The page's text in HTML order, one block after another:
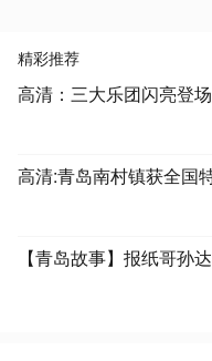
精彩推荐
高清：三大乐团闪亮登
高清:青岛南村镇获全国
【青岛故事】报纸哥孙